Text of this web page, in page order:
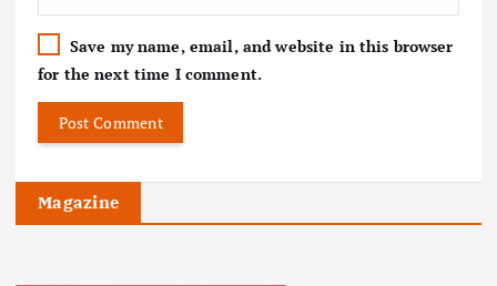
Save my name, email, and website in this browser
for the next time I comment.
Magazine